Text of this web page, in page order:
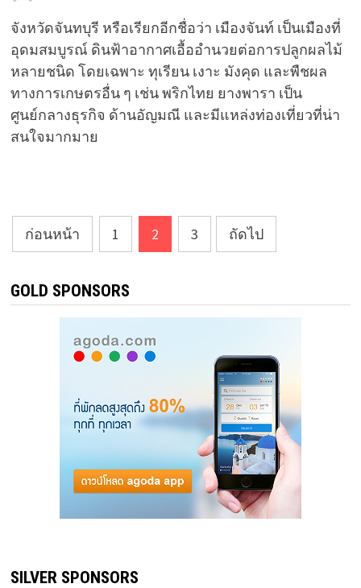
จังหวัดจันทบุรี หรือเรียกอีกชื่อว่า เมืองจันท์ เป็นเมืองที่
อุดมสมบูรณ์ ดินฟ้าอากาศเอื้ออำนวยต่อการปลูกผลไม้
หลายชนิด โดยเฉพาะ ทุเรียน เงาะ มังคุด และพืชผล
ทางการเกษตรอื่น ๆ เช่น พริกไทย ยางพารา เป็น
ศูนย์กลางธุรกิจ ด้านอัญมณี และมีแหล่งท่องเที่ยวที่น่า
สนใจมากมาย
แนะแนว
เรื่อง
ก่อนหน้า 1 2 3 ถัดไป
GOLD SPONSORS
SILVER SPONSORS